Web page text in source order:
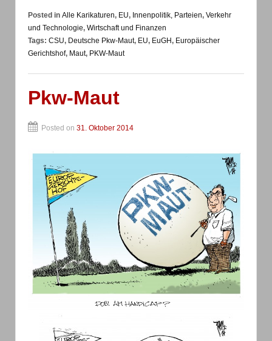
Posted in Alle Karikaturen, EU, Innenpolitik, Parteien, Verkehr
und Technologie, Wirtschaft und Finanzen
Tags: CSU, Deutsche Pkw-Maut, EU, EuGH, Europäischer
Gerichtshof, Maut, PKW-Maut
Pkw-Maut
Posted on 31. Oktober 2014